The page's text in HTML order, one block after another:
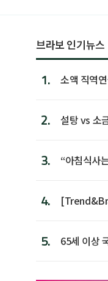
브라보 인기뉴스
1.
소액 직역
2. 설탕 vs 소
3.
“아침식사
4.
5. 65세 이상